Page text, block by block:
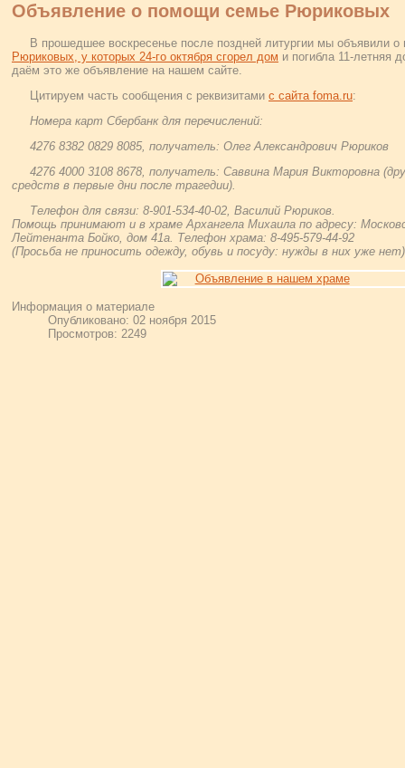
Объявление о помощи семье Рюриковых
В прошедшее воскресенье после поздней литургии мы объявили
Рюриковых, у которых 24-го октября сгорел дом и погибла 11-летняя
даём это же объявление на нашем сайте.
Цитируем часть сообщения с реквизитами с сайта foma.ru:
Номера карт Сбербанк для перечислений:
4276 8382 0829 8085, получатель: Олег Александрович Рюриков
4276 4000 3108 8678, получатель: Саввина Мария Викторовна
средств в первые дни после трагедии).
Телефон для связи: 8-901-534-40-02, Василий Рюриков.
Помощь принимают и в храме Архангела Михаила по адресу:
Лейтенанта Бойко, дом 41а. Телефон храма: 8-495-579-44-92
(Просьба не приносить одежду, обувь и посуду: нужды в них уже
Информация о материале
Опубликовано: 02 ноября 2015
Просмотров: 2249